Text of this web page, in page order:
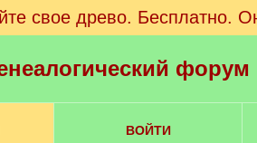
свое древо. Бесплатно.
ВОЙТИ